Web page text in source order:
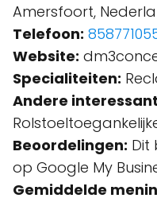
Amersfoort,
Telefoon:
Website:
Specialiteiten:
Andere
Beoordelingen: Dit
op Google My
Gemiddelde